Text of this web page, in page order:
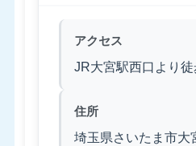
アクセス
JR大宮駅西口より徒
住所
埼玉県さいたま市大